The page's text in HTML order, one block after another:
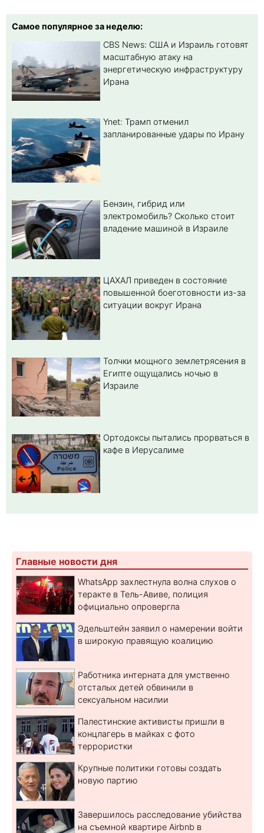
Самое популярное за неделю:
CBS News: США и Израиль готовят
масштабную атаку на
энергетическую инфраструктуру
Ирана
Ynet: Трамп отменил
запланированные удары по Ирану
Бензин, гибрид или
электромобиль? Cколько стоит
владение машиной в Израиле
ЦАХАЛ приведен в состояние
повышенной боеготовности из-за
ситуации вокруг Ирана
Толчки мощного землетрясения в
Египте ощущались ночью в
Израиле
Ортодоксы пытались прорваться в
кафе в Иерусалиме
Главные новости дня
WhatsApp захлестнула волна слухов о
теракте в Тель-Авиве, полиция
официально опровергла
Эдельштейн заявил о намерении войти
в широкую правящую коалицию
Работника интерната для умственно
отсталых детей обвинили в
сексуальном насилии
Палестинские активисты пришли в
концлагерь в майках с фото
террористки
Крупные политики готовы создать
новую партию
Завершилось расследование убийства
на съемной квартире Airbnb в